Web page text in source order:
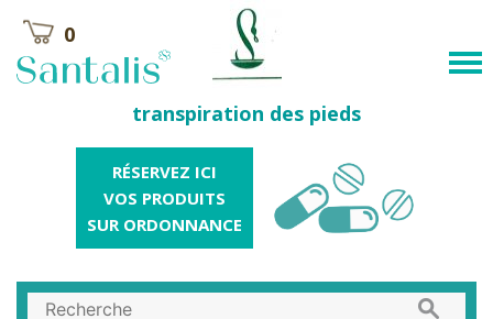
0
transpiration des pieds
RÉSERVEZ ICI
VOS PRODUITS
SUR ORDONNANCE